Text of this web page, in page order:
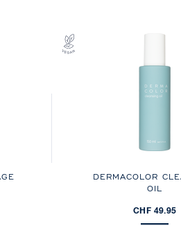
DERMACOLOR
OIL
CHF 49.95